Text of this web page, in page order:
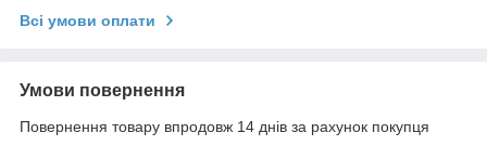
Всі умови оплати
Умови повернення
Повернення товару впродовж 14 днів за рахунок покупця